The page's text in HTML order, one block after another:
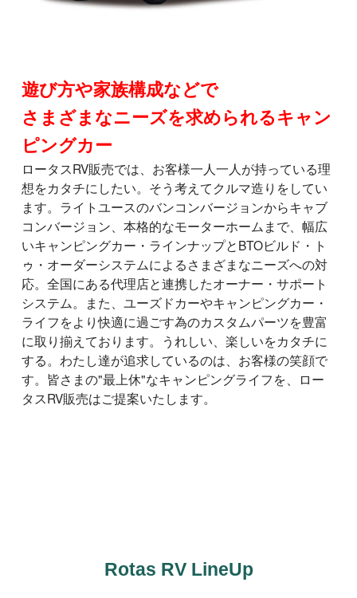
遊び方や家族構成などで
さまざまなニーズを求められるキャン
ピングカー
ロータスRV販売では、お客様一人一人が持っている理
想をカタチにしたい。そう考えてクルマ造りをしてい
ます。ライトユースのバンコンバージョンからキャブ
コンバージョン、本格的なモーターホームまで、幅広
いキャンピングカー・ラインナップとBTOビルド・ト
ゥ・オーダーシステムによるさまざまなニーズへの対
応。全国にある代理店と連携したオーナー・サポート
システム。また、ユーズドカーやキャンピングカー・
ライフをより快適に過ごす為のカスタムパーツを豊富
に取り揃えております。うれしい、楽しいをカタチに
する。わたし達が追求しているのは、お客様の笑顔で
す。皆さまの"最上休"なキャンピングライフを、ロー
タスRV販売はご提案いたします。
Rotas RV LineUp